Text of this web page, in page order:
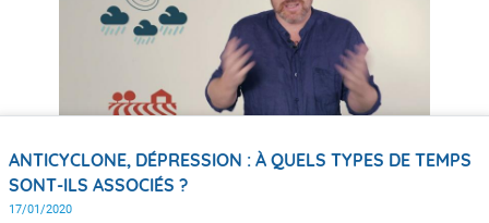
ANTICYCLONE, DÉPRESSION : À QUELS TYPES DE TEMPS
SONT-ILS ASSOCIÉS ?
17/01/2020